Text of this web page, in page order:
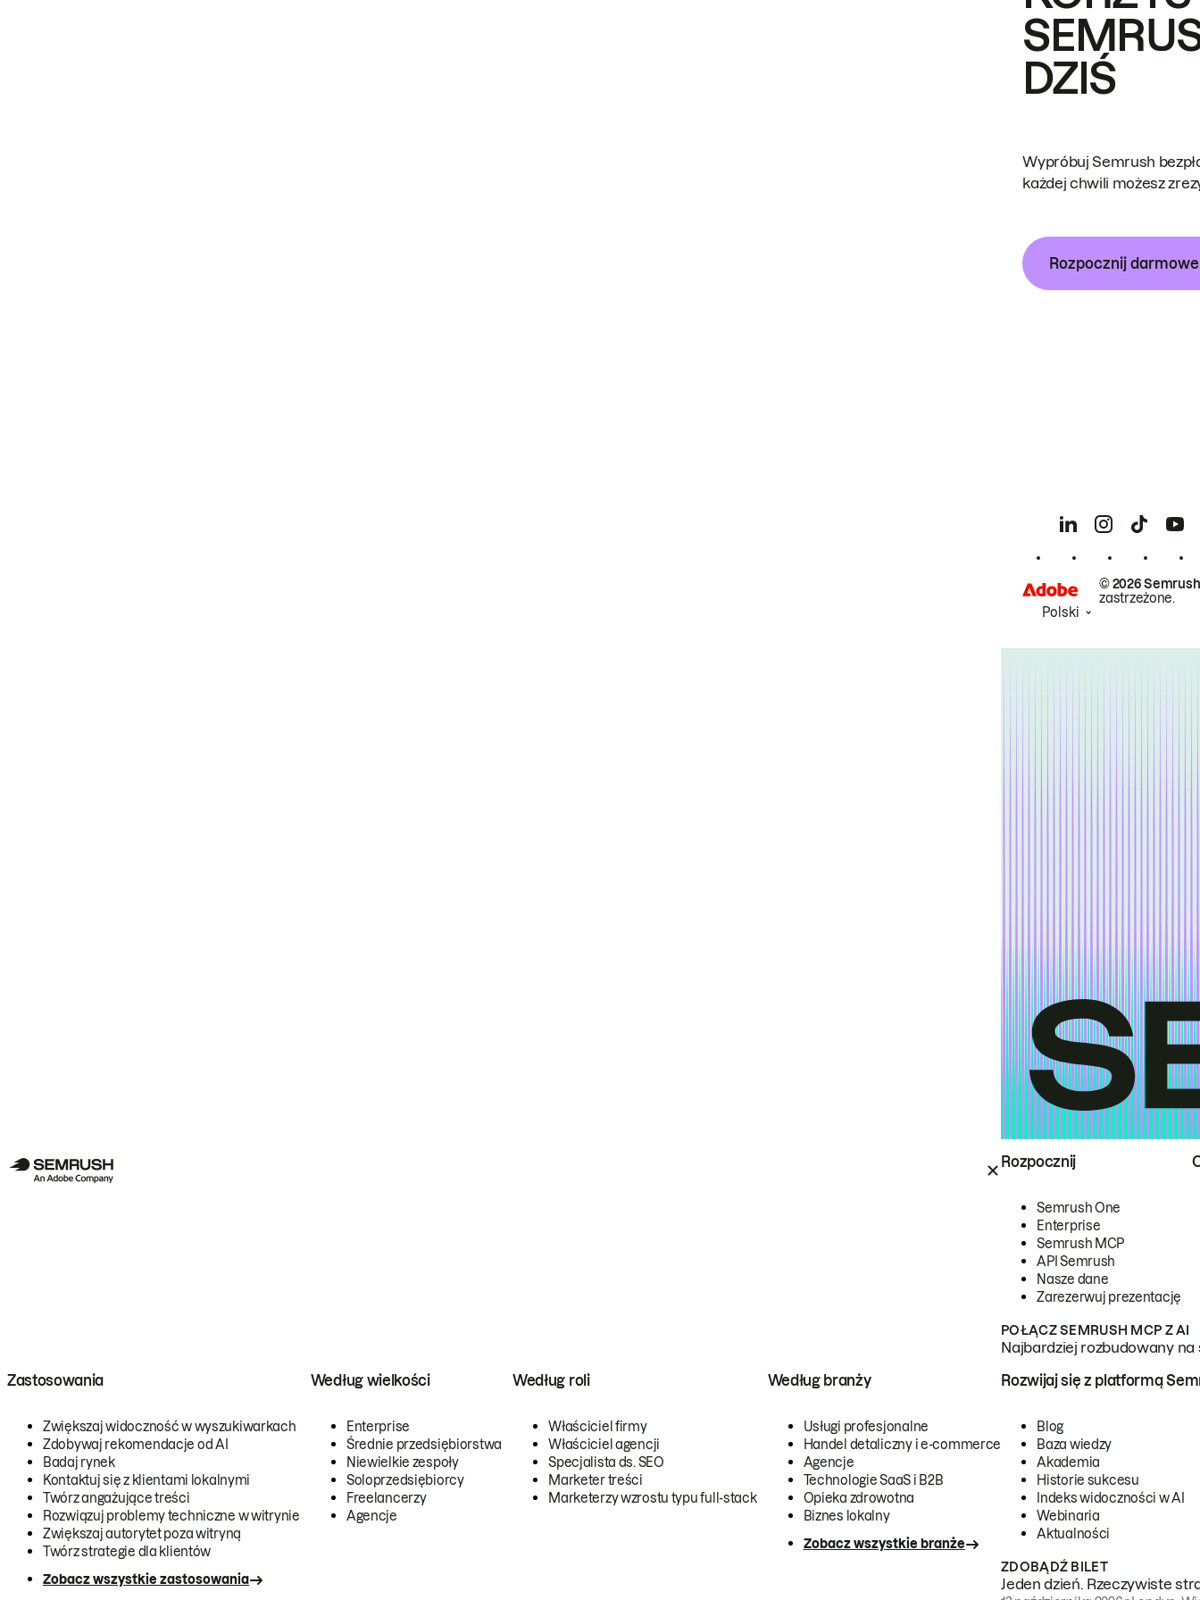
Rozpocznij
Semrush One
Enterprise
Semrush MCP
API Semrush
Nasze dane
Zarezerwuj prezentację
POŁĄCZ SEMRUSH MCP Z AI
Najbardziej rozbudowany
Zastosowania
Zwiększaj widoczność w wyszukiwarkach
Zdobywaj rekomendacje od AI
Badaj rynek
Kontaktuj się z klientami lokalnymi
Twórz angażujące treści
Rozwiązuj problemy techniczne w witrynie
Zwiększaj autorytet poza witryną
Twórz strategie dla klientów
Zobacz wszystkie zastosowania
Według wielkości
Enterprise
Średnie przedsiębiorstwa
Niewielkie zespoły
Soloprzedsiębiorcy
Freelancerzy
Agencje
Według roli
Właściciel firmy
Właściciel agencji
Specjalista ds. SEO
Marketer treści
Marketerzy wzrostu typu full-stack
Według branży
Usługi profesjonalne
Handel detaliczny i e-commerce
Agencje
Technologie SaaS i B2B
Opieka zdrowotna
Biznes lokalny
Zobacz wszystkie branże
Rozwijaj się z platformą
Blog
Baza wiedzy
Akademia
Historie sukcesu
Indeks widoczności w AI
Webinaria
Aktualności
ZDOBĄDŹ BILET
Jeden dzień. Rzeczywiste
DZIŚ
Wypróbuj Semrush
każdej chwili możesz
Rozpocznij
© 2026
zastrzeżone.
Polski